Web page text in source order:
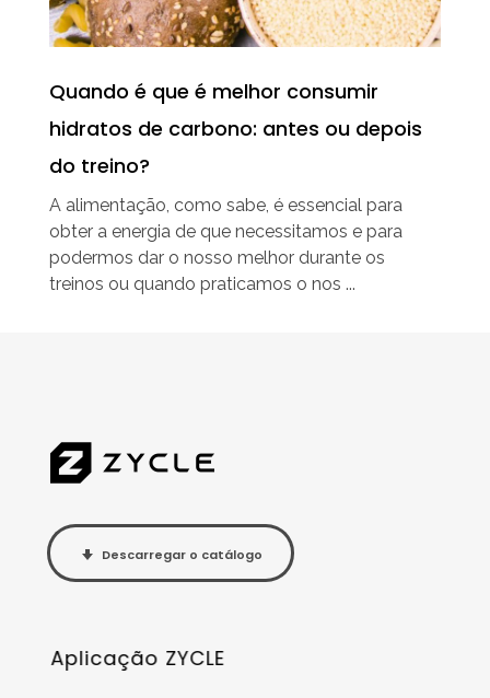
Quando é que é melhor consumir
hidratos de carbono: antes ou depois
do treino?
A alimentação, como sabe, é essencial para
obter a energia de que necessitamos e para
podermos dar o nosso melhor durante os
treinos ou quando praticamos o nos ...
Descarregar o catálogo
Aplicação ZYCLE